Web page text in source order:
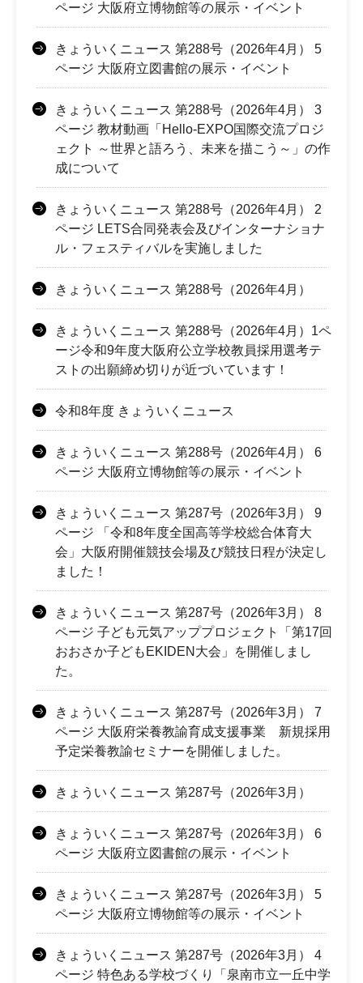
ページ 大阪府立博物館等の展示・イベント
きょういくニュース 第288号（2026年4月） 5
ページ 大阪府立図書館の展示・イベント
きょういくニュース 第288号（2026年4月） 3
ページ 教材動画「Hello-EXPO国際交流プロジ
ェクト ～世界と語ろう、未来を描こう～」の作
成について
きょういくニュース 第288号（2026年4月） 2
ページ LETS合同発表会及びインターナショナ
ル・フェスティバルを実施しました
きょういくニュース 第288号（2026年4月）
きょういくニュース 第288号（2026年4月）1ペ
ージ令和9年度大阪府公立学校教員採用選考テ
ストの出願締め切りが近づいています！
令和8年度 きょういくニュース
きょういくニュース 第288号（2026年4月） 6
ページ 大阪府立博物館等の展示・イベント
きょういくニュース 第287号（2026年3月） 9
ページ 「令和8年度全国高等学校総合体育大
会」大阪府開催競技会場及び競技日程が決定し
ました！
きょういくニュース 第287号（2026年3月） 8
ページ 子ども元気アッププロジェクト「第17回
おおさか子どもEKIDEN大会」を開催しまし
た。
きょういくニュース 第287号（2026年3月） 7
ページ 大阪府栄養教諭育成支援事業 新規採用
予定栄養教諭セミナーを開催しました。
きょういくニュース 第287号（2026年3月）
きょういくニュース 第287号（2026年3月） 6
ページ 大阪府立図書館の展示・イベント
きょういくニュース 第287号（2026年3月） 5
ページ 大阪府立博物館等の展示・イベント
きょういくニュース 第287号（2026年3月） 4
ページ 特色ある学校づくり「泉南市立一丘中学